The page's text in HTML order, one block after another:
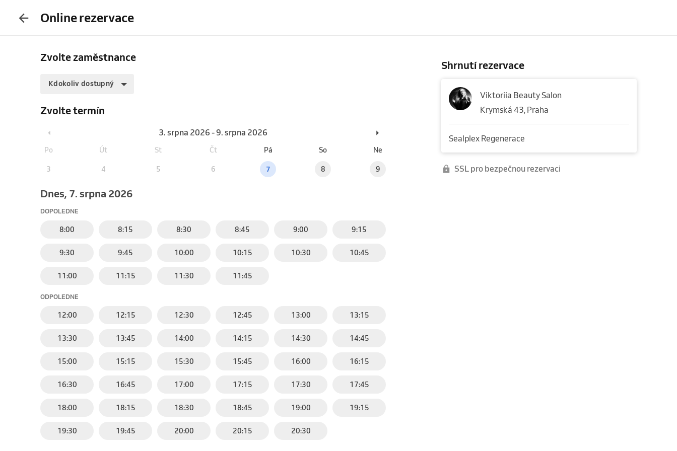
Online rezervace
Zvolte zaměstnance
Kdokoliv dostupný
Zvolte termín
3. srpna 2026 - 9. srpna 2026
Po Út St Čt Pá So Ne
3 4 5 6 7 8 9
Dnes, 7. srpna 2026
DOPOLEDNE
8:00 8:15 8:30 8:45 9:00 9:15
9:30 9:45 10:00 10:15 10:30 10:45
11:00 11:15 11:30 11:45
ODPOLEDNE
12:00 12:15 12:30 12:45 13:00 13:15
13:30 13:45 14:00 14:15 14:30 14:45
15:00 15:15 15:30 15:45 16:00 16:15
16:30 16:45 17:00 17:15 17:30 17:45
18:00 18:15 18:30 18:45 19:00 19:15
19:30 19:45 20:00 20:15 20:30
Shrnutí rezervace
Viktoriia Beauty Salon
Krymská 43, Praha
Sealplex Regenerace
SSL pro bezpečnou rezervaci